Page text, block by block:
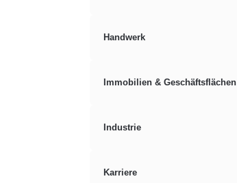
Handwerk
Immobilien & Geschäftsflächen
Industrie
Karriere